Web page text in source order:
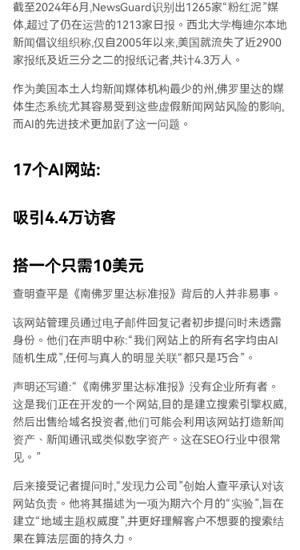
截至2024年6月,NewsGuard识别出1265家“粉红泥”媒
体,超过了仍在运营的1213家日报。西北大学梅迪尔本地
新闻倡议组织称,仅自2005年以来,美国就流失了近2900
家报纸及近三分之二的报纸记者,共计4.3万人。
作为美国本土人均新闻媒体机构最少的州,佛罗里达的媒
体生态系统尤其容易受到这些虚假新闻网站风险的影响,
而AI的先进技术更加剧了这一问题。
17个AI网站:
吸引4.4万访客
搭一个只需10美元
查明查平是《南佛罗里达标准报》背后的人并非易事。
该网站管理员通过电子邮件回复记者初步提问时未透露
身份。他们在声明中称:“我们网站上的所有名字均由AI
随机生成”,任何与真人的明显关联“都只是巧合”。
声明还写道:“《南佛罗里达标准报》没有企业所有者。
这是我们正在开发的一个网站,目的是建立搜索引擎权威,
然后出售给域名投资者,他们可能会利用该网站打造新闻
资产、新闻通讯或类似数字资产。这在SEO行业中很常
见。”
后来接受记者提问时,“发现力公司”创始人查平承认对该
网站负责。他将其描述为一项为期六个月的“实验”,旨在
建立“地域主题权威度”,并更好理解客户不想要的搜索结
果在算法层面的持久力。